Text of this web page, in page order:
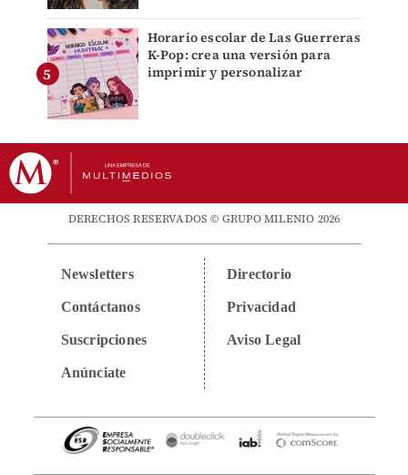
Horario escolar de Las Guerreras
K-Pop: crea una versión para
imprimir y personalizar
DERECHOS RESERVADOS © GRUPO MILENIO 2026
Newsletters
Contáctanos
Suscripciones
Anúnciate
Directorio
Privacidad
Aviso Legal